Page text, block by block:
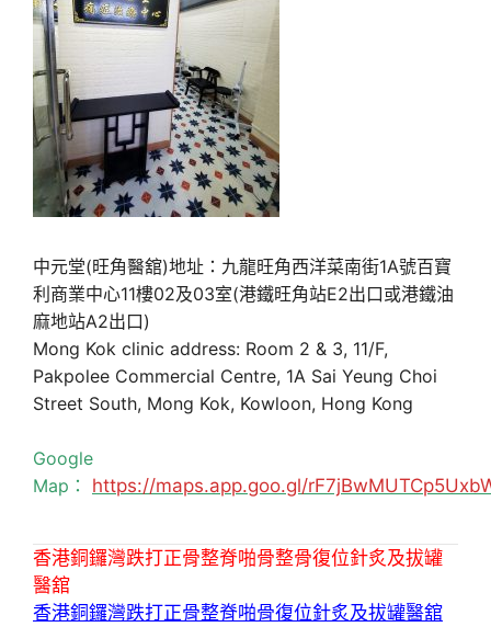
中元堂(旺角醫舘)地址：九龍旺角西洋菜南街1A號百寶
利商業中心11樓02及03室(港鐵旺角站E2出口或港鐵油
麻地站A2出口)
Mong Kok clinic address: Room 2 & 3, 11/F,
Pakpolee Commercial Centre, 1A Sai Yeung Choi
Street South, Mong Kok, Kowloon, Hong Kong
Google
Map： https://maps.app.goo.gl/
香港銅鑼灣跌打正骨整脊啪骨整骨復位針炙及拔罐
醫舘
香港銅鑼灣跌打正骨整脊啪骨復位針炙及拔罐醫舘